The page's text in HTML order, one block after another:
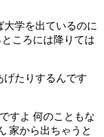
学を出ているのに
ころには降りては
げたりするんです
すよ 何のこともな
家から出ちゃうと